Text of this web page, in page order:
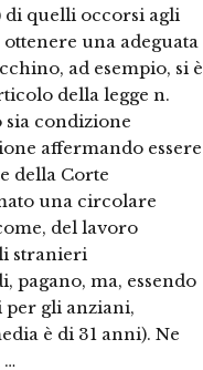
di quelli occorsi agli
una adeguata
ad esempio, si è
della legge n.
sia condizione
affermando essere
della Corte
una circolare
del lavoro
stranieri
ma, essendo
gli anziani,
è di 31 anni). Ne
…